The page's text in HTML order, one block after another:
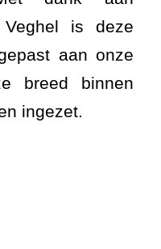
Veghel is deze
aan onze
breed binnen
ingezet.